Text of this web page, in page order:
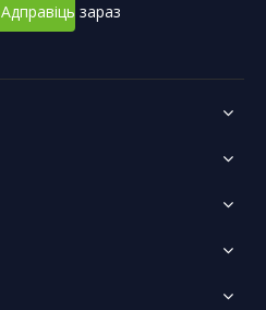
Адправіць зараз